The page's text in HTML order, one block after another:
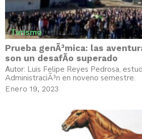
Turismo
Prueba genÃ³mica: las
son un desafÃ­o superado
Autor: Luis Felipe Reyes Pedrosa,
AdministraciÃ³n en noveno semestre.
Enero 19, 2023